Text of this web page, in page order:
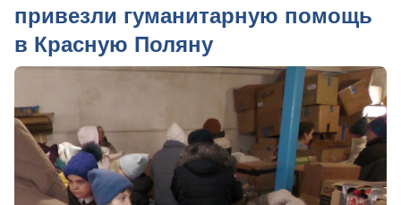
привезли гуманитарную помощь
в Красную Поляну